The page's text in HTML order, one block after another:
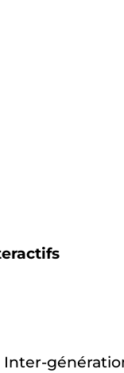
Inter-